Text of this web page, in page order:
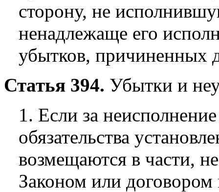
сторону, не
ненадлежаще его
убытков, причиненных
Статья 394. Убытки и
1. Если за
обязательства
возмещаются в части,
Законом или